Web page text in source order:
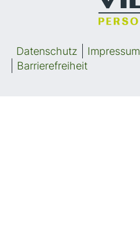
Datenschutz Impressum
Barrierefreiheit